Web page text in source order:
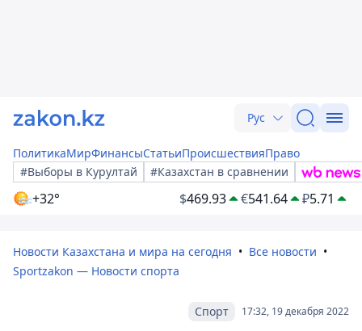
Рус
ПолитикаМирФинансыСтатьиПроисшествияПраво
#Выборы в Курултай
#Казахстан в сравнении
+32° $469.93 €541.64 ₽5.71
Новости Казахстана и мира на сегодня
Все новости
Sportzakon — Новости спорта
17:32, 19 декабря 2022
Спорт